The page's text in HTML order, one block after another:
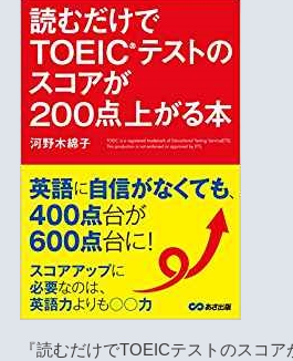
『読むだけでTOEICテストのスコア